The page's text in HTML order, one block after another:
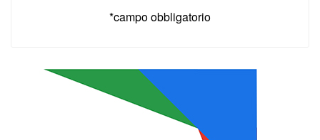
*campo obbligatorio